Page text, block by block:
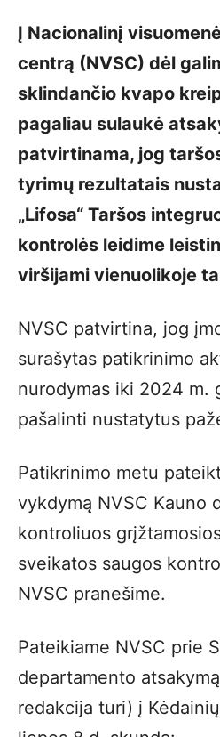
Į Nacionalinį
centrą (NVSC) dėl
sklindančio kvapo
pagaliau sulaukė
patvirtinama, jog
tyrimų rezultatais
„Lifosa“ Taršos
kontrolės leidime
viršijami vienuolikoje
NVSC patvirtina, jog
surašytas patikrinimo
nurodymas iki 2024 m.
pašalinti nustatytus
Patikrinimo metu
vykdymą NVSC Kauno
kontroliuos
sveikatos saugos
NVSC pranešime.
Pateikiame NVSC prie
departamento
redakcija turi) į